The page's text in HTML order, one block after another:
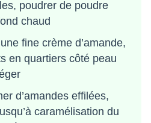
poudrer de poudre
chaud
fine crème d’amande,
en quartiers côté peau
d’amandes effilées,
caramélisation du